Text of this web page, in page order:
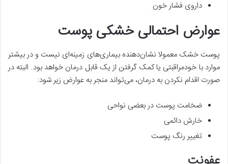
داروی فشار خون
عوارض احتمالی خشکی پوست
پوست خشک معمولا نشان‌دهنده بیماری‌های زمینه‌ای نیست و در بیشتر
موارد با خودمراقبتی یا کمک گرفتن از یک قابل درمان خواهد بود. البته در
صورت اقدام نکردن به درمان، می‌تواند منجر به عوارض زیر شود:
ضخامت پوست در بعضی نواحی
خارش دائمی
تغییر رنگ پوست